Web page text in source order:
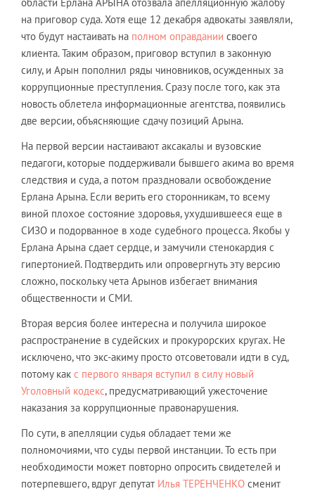
на приговор суда. Хотя еще 12 декабря адвокаты заявляли,
что будут настаивать на полном оправдании своего
клиента. Таким образом, приговор вступил в законную
силу, и Арын пополнил ряды чиновников, осужденных за
коррупционные преступления. Сразу после того, как эта
новость облетела информационные агентства, появились
две версии, объясняющие сдачу позиций Арына.
На первой версии настаивают аксакалы и вузовские
педагоги, которые поддерживали бывшего акима во время
следствия и суда, а потом праздновали освобождение
Ерлана Арына. Если верить его сторонникам, то всему
виной плохое состояние здоровья, ухудшившееся еще в
СИЗО и подорванное в ходе судебного процесса. Якобы у
Ерлана Арына сдает сердце, и замучили стенокардия с
гипертонией. Подтвердить или опровергнуть эту версию
сложно, поскольку чета Арынов избегает внимания
общественности и СМИ.
Вторая версия более интересна и получила широкое
распространение в судейских и прокурорских кругах. Не
исключено, что экс-акиму просто отсоветовали идти в суд,
потому как с первого января вступил в силу новый
Уголовный кодекс, предусматривающий ужесточение
наказания за коррупционные правонарушения.
По сути, в апелляции судья обладает теми же
полномочиями, что суды первой инстанции. То есть при
необходимости может повторно опросить свидетелей и
потерпевшего, вдруг депутат Илья ТЕРЕНЧЕНКО сменит